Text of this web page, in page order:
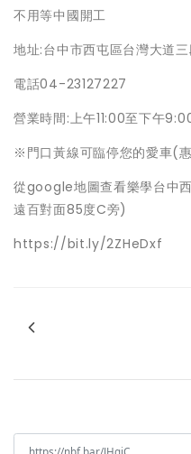
不用等中國開工
地址:台中市西屯區台灣大道
電話04-23127227
營業時間:上午11:00至下午
※門口黃線可臨停您的愛車(
從google地圖查看樂學台中
遠百對面85度C旁)
https://bit.ly/2ZHeDxf